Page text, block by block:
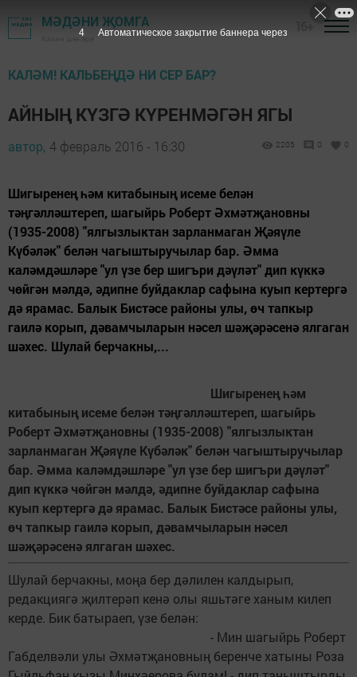
МӘДӘНИ ҖОМГА
Казан шәһәре
КАЛӘМ! КАЛЬБЕҢДӘ НИ СЕР БАР?
АЙНЫҢ КҮЗГӘ КҮРЕНМӘГӘН ЯГЫ
автор, 4 февраль 2016 - 16:30 2205 0 0
Шигыренең һәм китабының исеме белән
тәңгәлләштереп, шагыйрь Роберт Әхмәтҗановны
(1935-2008) "ялгызлыктан зарланмаган Җәяүле
Күбәләк" белән чагыштыручылар бар. Әмма
каләмдәшләре "ул үзе бер шигъри дәүләт" дип күккә
чөйгән мәлдә, әдипне буйдаклар сафына куып кертергә
дә ярамас. Балык Бистәсе районы улы, өч тапкыр
гаилә корып, дәвамчыларын нәсел шәҗәрәсенә ялгаган
шәхес. Шулай берчакны,...
Шигыренең һәм
китабының исеме белән тәңгәлләштереп, шагыйрь
Роберт Әхмәтҗановны (1935-2008) "ялгызлыктан
зарланмаган Җәяүле Күбәләк" белән чагыштыручылар
бар. Әмма каләмдәшләре "ул үзе бер шигъри дәүләт"
дип күккә чөйгән мәлдә, әдипне буйдаклар сафына
куып кертергә дә ярамас. Балык Бистәсе районы улы,
өч тапкыр гаилә корып, дәвамчыларын нәсел
шәҗәрәсенә ялгаган шәхес.
Шулай берчакны, моңа бер дәлилен калдырып,
редакциягә җилтерәп кенә олы яшьтәге ханым килеп
керде. Бик батыраеп, үзе белән:
- Мин шагыйрь Роберт
Габделвәли улы Әхмәтҗановның беренче хатыны Роза
3 Автоматическое закрытие баннера через